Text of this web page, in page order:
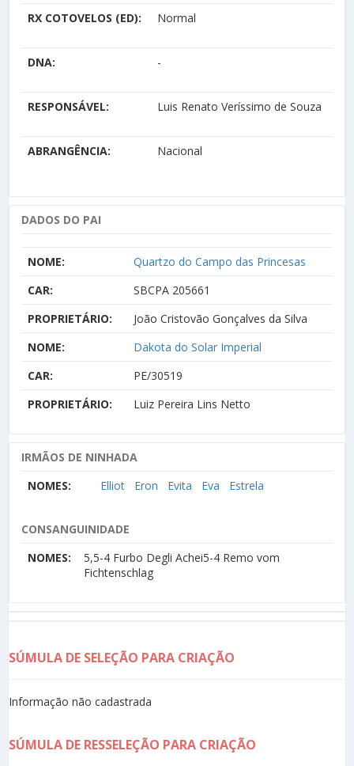
RX COTOVELOS (ED): Normal
DNA: -
RESPONSÁVEL: Luis Renato Veríssimo de Souza
ABRANGÊNCIA: Nacional
DADOS DO PAI
NOME:
Quartzo do Campo das Princesas
CAR:
SBCPA 205661
PROPRIETÁRIO:
João Cristovão Gonçalves da Silva
NOME:
Dakota do Solar Imperial
CAR:
PE/30519
PROPRIETÁRIO:
Luiz Pereira Lins Netto
IRMÃOS DE NINHADA
NOMES:
Elliot Eron Evita Eva Estrela
CONSANGUINIDADE
NOMES:
5,5-4 Furbo Degli Achei5-4 Remo vom
Fichtenschlag
SÚMULA DE SELEÇÃO PARA CRIAÇÃO
Informação não cadastrada
SÚMULA DE RESSELEÇÃO PARA CRIAÇÃO